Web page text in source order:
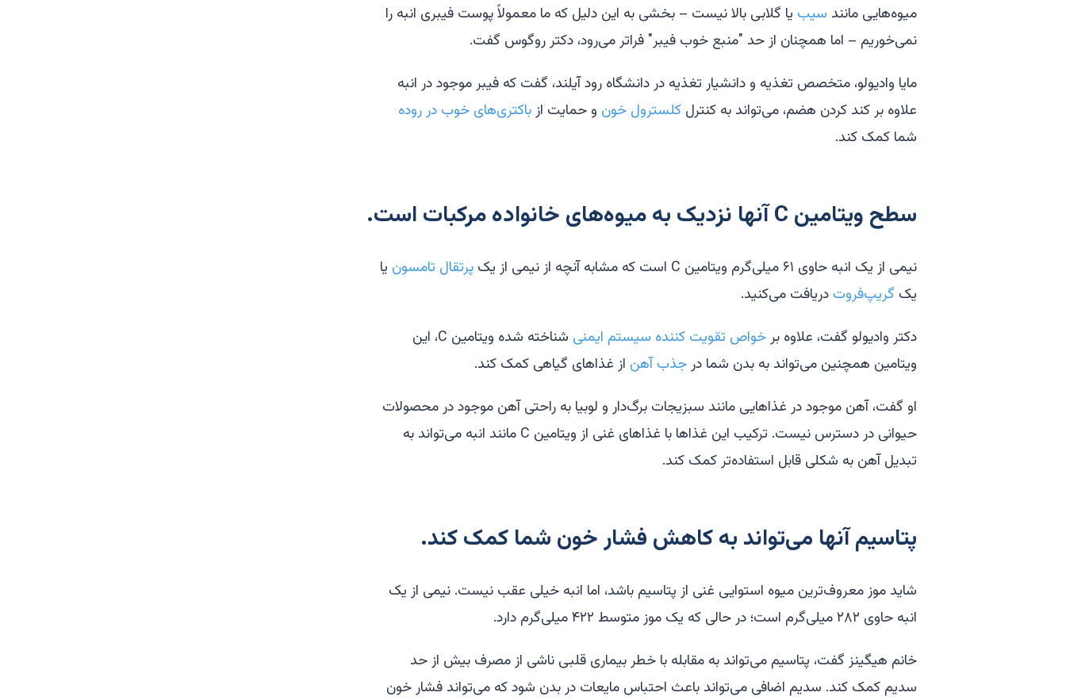
میوه‌هایی مانند سیب یا گلابی بالا نیست – بخشی به این دلیل که ما معمولاً پوست فیبری انبه را
نمی‌خوریم – اما همچنان از حد "منبع خوب فیبر" فراتر می‌رود، دکتر روگوس گفت.
مایا وادیولو، متخصص تغذیه و دانشیار تغذیه در دانشگاه رود آیلند، گفت که فیبر موجود در انبه
علاوه بر کند کردن هضم، می‌تواند به کنترل کلسترول خون و حمایت ازباکتری‌های خوب در روده
شما کمک کند.
سطح ویتامین C آنها نزدیک به میوه‌های خانواده مرکبات است.
نیمی از یک انبه حاوی ۶۱ میلی‌گرم ویتامین C است که مشابه آنچه از نیمی از یک پرتقال تامسون یا
یک گریپ‌فروت دریافت می‌کنید.
دکتر وادیولو گفت، علاوه برخواص تقویت کننده سیستم ایمنی
شناخته شده ویتامین C، این
ویتامین همچنین می‌تواند به بدن شما درجذب آهن از غذاهای گیاهی کمک کند.
او گفت، آهن موجود در غذاهایی مانند سبزیجات برگ‌دار و لوبیا به راحتی آهن موجود در محصولات
حیوانی در دسترس نیست. ترکیب این غذاها با غذاهای غنی از ویتامین C مانند انبه می‌تواند به
تبدیل آهن به شکلی قابل استفاده‌تر کمک کند.
پتاسیم آنها می‌تواند به کاهش فشار خون شما کمک کند.
شاید موز معروف‌ترین میوه استوایی غنی از پتاسیم باشد، اما انبه خیلی عقب نیست. نیمی از یک
انبه حاوی ۲۸۲ میلی‌گرم است؛ در حالی که یک موز متوسط ۴۲۲ میلی‌گرم دارد.
خانم هیگینز گفت، پتاسیم می‌تواند به مقابله با خطر بیماری قلبی ناشی از مصرف بیش از حد
سدیم کمک کند. سدیم اضافی می‌تواند باعث احتباس مایعات در بدن شود که می‌تواند فشار خون